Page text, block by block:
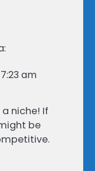
am
niche! If
be